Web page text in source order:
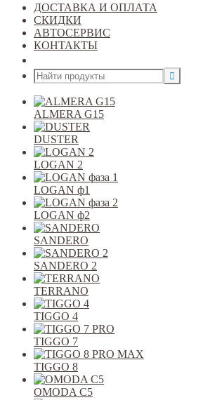
ДОСТАВКА И ОПЛАТА
СКИДКИ
АВТОСЕРВИС
КОНТАКТЫ
ALMERA G15
DUSTER
LOGAN 2
LOGAN ф1
LOGAN ф2
SANDERO
SANDERO 2
TERRANO
TIGGO 4
TIGGO 7
TIGGO 8
OMODA C5